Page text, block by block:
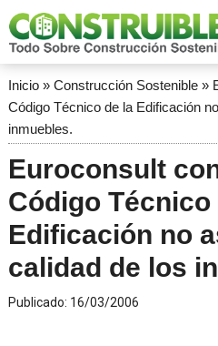
Inicio» Construcción Sostenible»
Código Técnico de la Edificación
inmuebles.
Euroconsult
Código Técnico
Edificación no
calidad de los
Publicado: 16/03/2006